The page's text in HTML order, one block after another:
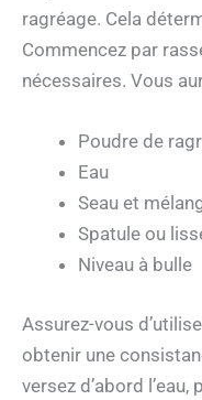
ragréage. Cela
Commencez par
nécessaires. Vous
Poudre de
Eau
Seau et
Spatule ou
Niveau à bulle
Assurez-vous
obtenir une
versez d’abord